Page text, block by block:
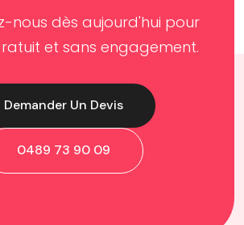
nous dès aujourd'hui pour
et sans engagement.
Demander Un Devis
0489 73 90 09